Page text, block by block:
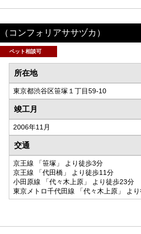
（コンフォリアササヅカ）
ペット相談可
所在地
東京都渋谷区笹塚１丁目59-10
竣工月
2006年11月
交通
京王線 「笹塚」 より徒歩3分
京王線 「代田橋」 より徒歩11分
小田原線 「代々木上原」 より徒歩23分
東京メトロ千代田線 「代々木上原」 よ